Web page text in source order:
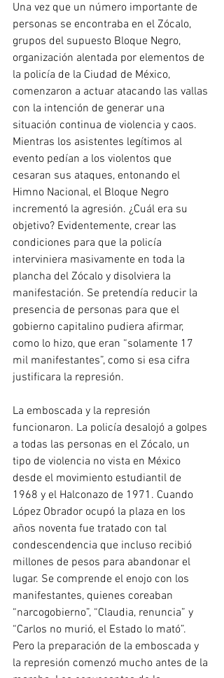
Una vez que un número importante de
personas se encontraba en el Zócalo,
grupos del supuesto Bloque Negro,
organización alentada por elementos de
la policía de la Ciudad de México,
comenzaron a actuar atacando las vallas
con la intención de generar una
situación continua de violencia y caos.
Mientras los asistentes legítimos al
evento pedían a los violentos que
cesaran sus ataques, entonando el
Himno Nacional, el Bloque Negro
incrementó la agresión. ¿Cuál era su
objetivo? Evidentemente, crear las
condiciones para que la policía
interviniera masivamente en toda la
plancha del Zócalo y disolviera la
manifestación. Se pretendía reducir la
presencia de personas para que el
gobierno capitalino pudiera afirmar,
como lo hizo, que eran “solamente 17
mil manifestantes”, como si esa cifra
justificara la represión.
La emboscada y la represión
funcionaron. La policía desalojó a golpes
a todas las personas en el Zócalo, un
tipo de violencia no vista en México
desde el movimiento estudiantil de
1968 y el Halconazo de 1971. Cuando
López Obrador ocupó la plaza en los
años noventa fue tratado con tal
condescendencia que incluso recibió
millones de pesos para abandonar el
lugar. Se comprende el enojo con los
manifestantes, quienes coreaban
“narcogobierno”, “Claudia, renuncia” y
“Carlos no murió, el Estado lo mató”.
Pero la preparación de la emboscada y
la represión comenzó mucho antes de la